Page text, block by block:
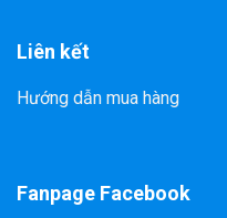
Liên kết
Hướng dẫn mua hàng
Fanpage Facebook